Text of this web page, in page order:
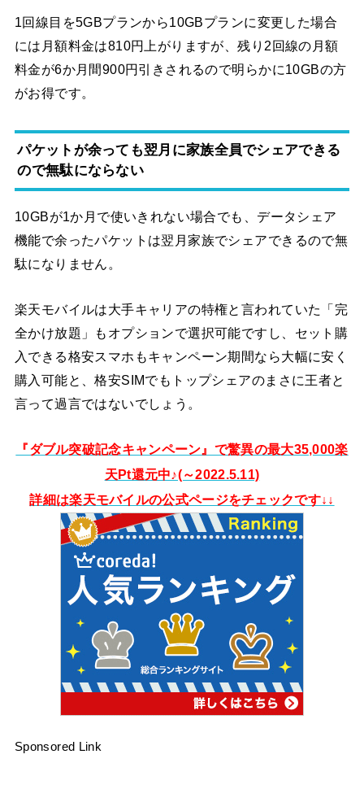
1回線目を5GBプランから10GBプランに変更した場合
には月額料金は810円上がりますが、残り2回線の月額
料金が6か月間900円引きされるので明らかに10GBの方
がお得です。
パケットが余っても翌月に家族全員でシェアできる
ので無駄にならない
10GBが1か月で使いきれない場合でも、データシェア
機能で余ったパケットは翌月家族でシェアできるので無
駄になりません。
楽天モバイルは大手キャリアの特権と言われていた「完
全かけ放題」もオプションで選択可能ですし、セット購
入できる格安スマホもキャンペーン期間なら大幅に安く
購入可能と、格安SIMでもトップシェアのまさに王者と
言って過言ではないでしょう。
『ダブル突破記念キャンペーン』で驚異の最大35,000楽
天Pt還元中♪(～2022.5.11)
詳細は楽天モバイルの公式ページをチェックです↓↓
Sponsored Link